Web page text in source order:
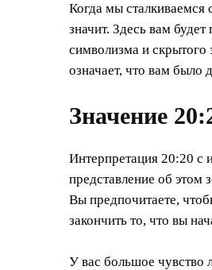
Когда мы сталкиваемся
значит. Здесь вам
символизма и скрытого
означает, что вам было
Значение
Интерпретация 20:20 с
представление об этом
Вы предпочитаете,
закончить то, что вы
У вас большое чувство